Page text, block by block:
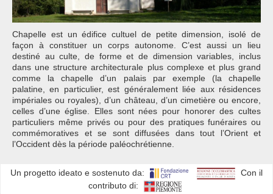
Chapelle est un édifice cultuel de petite dimension, isolé de
façon à constituer un corps autonome. C’est aussi un lieu
destiné au culte, de forme et de dimension variables, inclus
dans une structure architecturale plus complexe et plus grand
comme la chapelle d’un palais par exemple (la chapelle
palatine, en particulier, est généralement liée aux résidences
impériales ou royales), d’un château, d’un cimetière ou encore,
celles d’une église. Elles sont nées pour honorer des cultes
particuliers même privés ou pour des pratiques funéraires ou
commémoratives et se sont diffusées dans tout l’Orient et
l’Occident dès la période paléochrétienne.
Un progetto ideato e sostenuto da:
Con il
contributo di: